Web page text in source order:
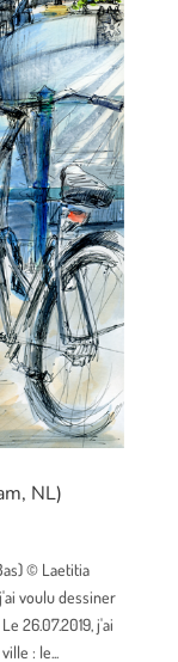
NL)
© Laetitia
voulu dessiner
26.07.2019, j'ai
: le...